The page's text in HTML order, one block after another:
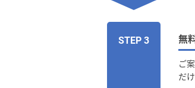
STEP 3 無
ご
だ